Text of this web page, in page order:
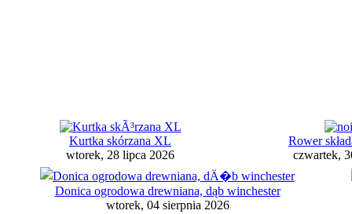
Kurtka skórzana XL
wtorek, 28 lipca 2026
Rower
czwartek,
Donica ogrodowa drewniana, dąb winchester
wtorek, 04 sierpnia 2026